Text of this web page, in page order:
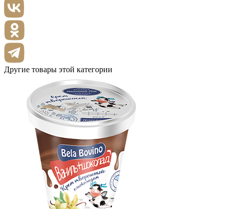
Другие товары этой категории